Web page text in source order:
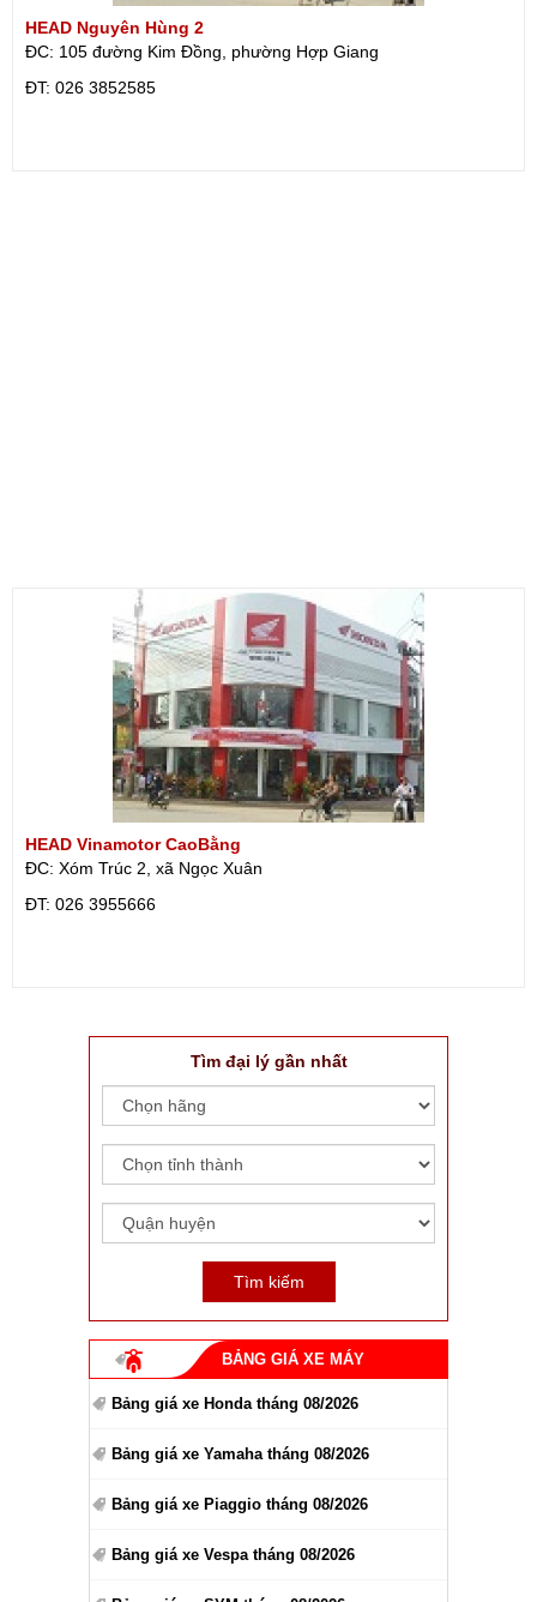
HEAD Nguyên Hùng 2
ĐC: 105 đường Kim Đồng, phường Hợp Giang
ÐT: 026 3852585
HEAD Vinamotor CaoBằng
ĐC: Xóm Trúc 2, xã Ngọc Xuân
ÐT: 026 3955666
Tìm đại lý gần nhất
BẢNG GIÁ XE MÁY
Bảng giá xe Honda tháng 08/2026
Bảng giá xe Yamaha tháng 08/2026
Bảng giá xe Piaggio tháng 08/2026
Bảng giá xe Vespa tháng 08/2026